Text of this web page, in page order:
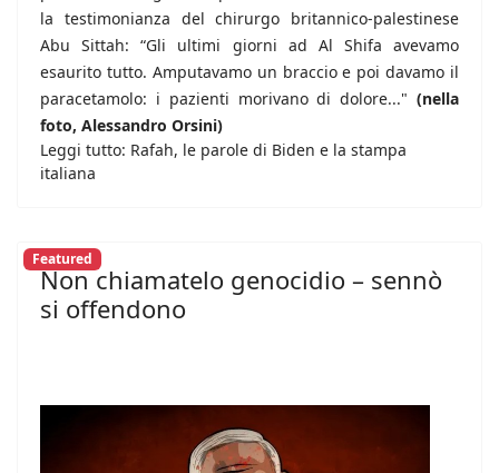
la testimonianza del chirurgo britannico-palestinese
Abu Sittah: “Gli ultimi giorni ad Al Shifa avevamo
esaurito tutto. Amputavamo un braccio e poi davamo il
paracetamolo: i pazienti morivano di dolore..." (nella
foto, Alessandro Orsini)
Leggi tutto: Rafah, le parole di Biden e la stampa
italiana
Featured
Non chiamatelo genocidio – sennò
si offendono